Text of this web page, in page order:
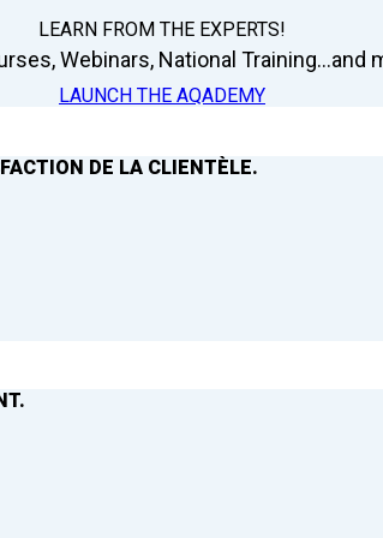
LEARN FROM THE EXPERTS!
Webinars, National Training...and
LAUNCH THE AQADEMY
DE LA CLIENTÈLE.